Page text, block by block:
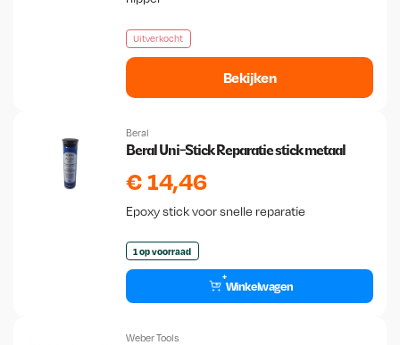
Uitverkocht
Bekijken
Beral
Beral Uni-Stick Reparatie stick metaal
€14,46
Epoxy stick voor snelle reparatie
1 op voorraad
Winkelwagen
Weber Tools